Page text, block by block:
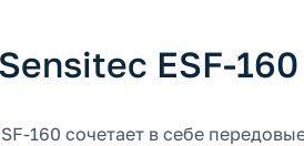
ESF-160
160 сочетает в себе